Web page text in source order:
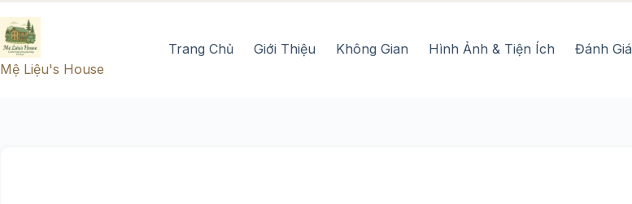
đến
phần
nội
Mệ Liệu's House
Trang Chủ Giới Thiệu Không Gian Hình Ảnh & Tiện Ích Đánh Giá